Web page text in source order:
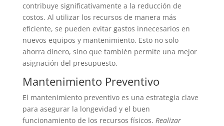
contribuye significativamente a la reducción de
costos. Al utilizar los recursos de manera más
eficiente, se pueden evitar gastos innecesarios en
nuevos equipos y mantenimiento. Esto no solo
ahorra dinero, sino que también permite una mejor
asignación del presupuesto.
Mantenimiento Preventivo
El mantenimiento preventivo es una estrategia clave
para asegurar la longevidad y el buen
funcionamiento de los recursos físicos. Realizar